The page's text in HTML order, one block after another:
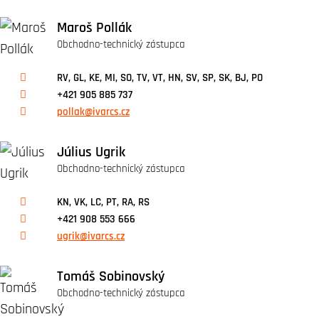
Maroš Pollák
Obchodno-technický zástupca
RV, GL, KE, MI, SO, TV, VT, HN, SV, SP, SK, BJ, PO
+421 905 885 737
pollak@ivarcs.cz
Július Ugrik
Obchodno-technický zástupca
KN, VK, LC, PT, RA, RS
+421 908 553 666
ugrik@ivarcs.cz
Tomáš Sobinovský
Obchodno-technický zástupca